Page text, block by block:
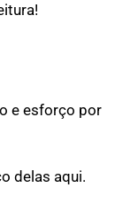
e esforço por
delas aqui.